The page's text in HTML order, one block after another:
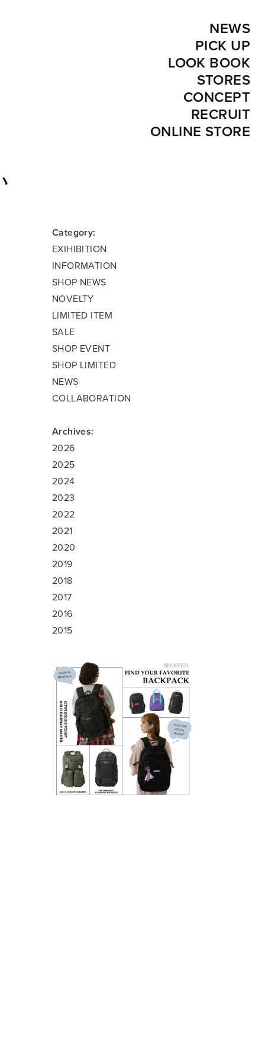
NEWS
PICK UP
LOOK BOOK
STORES
CONCEPT
RECRUIT
ONLINE STORE
Category:
EXIHIBITION
INFORMATION
SHOP NEWS
NOVELTY
LIMITED ITEM
SALE
SHOP EVENT
SHOP LIMITED
NEWS
COLLABORATION
Archives:
2026
2025
2024
2023
2022
2021
2020
2019
2018
2017
2016
2015